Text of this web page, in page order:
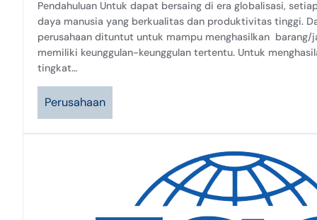
Pendahuluan Untuk dapat bersaing di era globalisasi,
daya manusia yang berkualitas dan produktivitas tinggi.
perusahaan dituntut untuk mampu menghasilkan
memiliki keunggulan-keunggulan tertentu. Untuk
tingkat…
Perusahaan